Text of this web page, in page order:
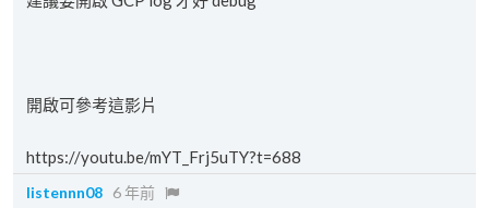
開啟可參考這影片
https://youtu.be/mYT_Frj5uTY?t=688
listennn08 6 年前